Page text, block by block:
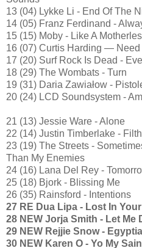
13 (04) Lykke Li - End Of The
14 (05) Franz Ferdinand -
15 (15) Moby - Like A
16 (07) Curtis Harding — Need
17 (20) Surf Rock Is Dead -
18 (29) The Wombats - Turn
19 (31) Daria Zawiałow -
20 (24) LCD Soundsystem -
21 (13) Jessie Ware - Alone
22 (14) Justin Timberlake -
23 (19) The Streets -
Than My Enemies
24 (16) Lana Del Rey -
25 (18) Bjork - Blissing Me
26 (35) Rainsford - Intentions
27 RE Dua Lipa - Lost In
28 NEW Jorja Smith - Let Me
29 NEW Rejjie Snow -
30 NEW Karen O - Yo My